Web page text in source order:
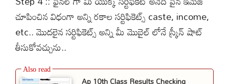
చూపించిన విధంగా అన్ని రకాల సర్టిఫికెట్స్ caste, income,
etc.. మొదలైన సర్టిఫికెట్స్ అన్ని మీ మొబైల్ లోనే స్క్రీన్ షాట్
తీసుకోవచ్చును..